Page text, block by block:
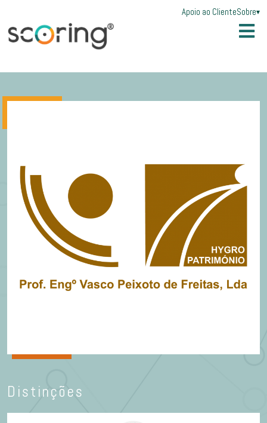
Apoio ao ClienteSobre▾
Distinções